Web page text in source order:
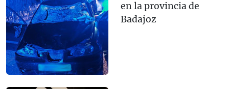
en la provincia de
Badajoz